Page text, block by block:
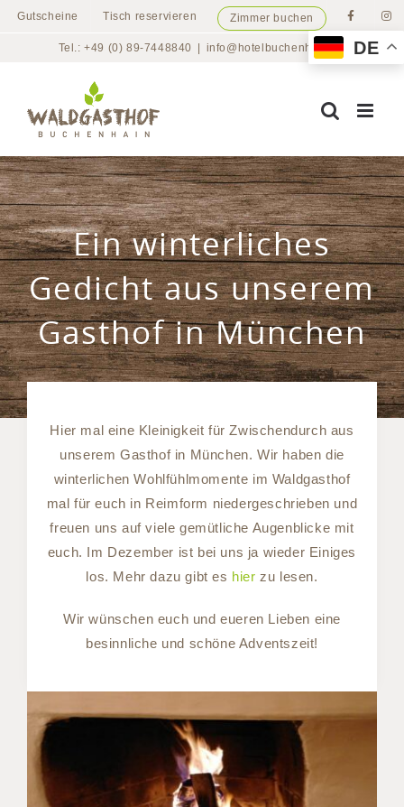
ZumGutscheine Tisch reservieren Zimmer buchen
Tel.: +49 (0) 89-7448840 info@hotelbuchenhain.de
Ein winterliches
Gedicht aus unserem
Gasthof in München
Hier mal eine Kleinigkeit für Zwischendurch aus
unserem Gasthof in München. Wir haben die
winterlichen Wohlfühlmomente im Waldgasthof
mal für euch in Reimform niedergeschrieben und
freuen uns auf viele gemütliche Augenblicke mit
euch. Im Dezember ist bei uns ja wieder Einiges
los. Mehr dazu gibt es hier zu lesen.
Wir wünschen euch und eueren Lieben eine
besinnliche und schöne Adventszeit!
DE